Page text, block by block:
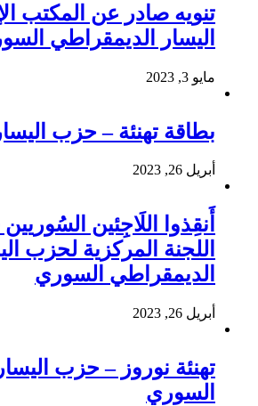
تنويه صادر عن المكتب
اليسار الديمقراطي
مايو 3, 2023
بطاقة تهنئة – حزب
أبريل 26, 2023
أَنقِذوا اللَاجِئين
اللجنة المركزية لحزب
الديمقراطي السوري
أبريل 26, 2023
تهنئة نوروز – حزب
السوري